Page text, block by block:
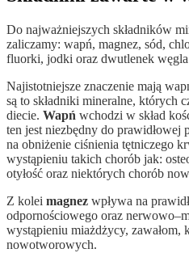
Do najważniejszych składników
zaliczamy: wapń, magnez, sód,
fluorki, jodki oraz dwutlenek
Najistotniejsze znaczenie mają
są to składniki mineralne, których
diecie. Wapń wchodzi w skład
ten jest niezbędny do prawidłowej
na obniżenie ciśnienia tętniczego
wystąpieniu takich chorób jak:
otyłość oraz niektórych chorób
Z kolei magnez wpływa na
odpornościowego oraz
wystąpieniu miażdżycy, zawałom,
nowotworowych.